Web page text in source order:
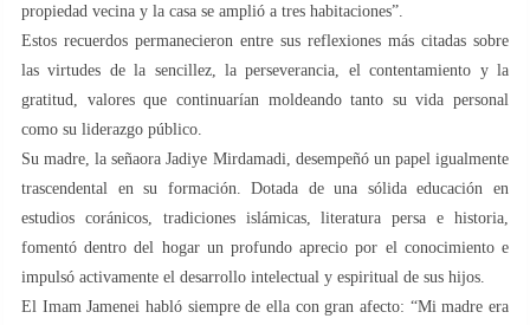
propiedad vecina y la casa se amplió a tres habitaciones”.
Estos recuerdos permanecieron entre sus reflexiones más citadas sobre
las virtudes de la sencillez, la perseverancia, el contentamiento y la
gratitud, valores que continuarían moldeando tanto su vida personal
como su liderazgo público.
Su madre, la señaora Jadiye Mirdamadi, desempeñó un papel igualmente
trascendental en su formación. Dotada de una sólida educación en
estudios coránicos, tradiciones islámicas, literatura persa e historia,
fomentó dentro del hogar un profundo aprecio por el conocimiento e
impulsó activamente el desarrollo intelectual y espiritual de sus hijos.
El Imam Jamenei habló siempre de ella con gran afecto: “Mi madre era